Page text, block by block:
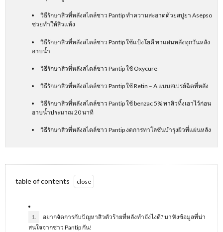
วิธีรักษาสิวที่หลังสไตล์ชาว Pantip ทำความสะอาดด้วยสบู่ยา Asepso
ช่วยทำให้สิวแห้ง
วิธีรักษาสิวที่หลังสไตล์ชาว Pantip ใช้แป้งโยคี ทาแผ่นหลังทุกวันหลัง
อาบน้ำ
วิธีรักษาสิวที่หลังสไตล์ชาว Pantip ใช้ Oxycure
วิธีรักษาสิวที่หลังสไตล์ชาว Pantip ใช้ Retin – A แบบสเปรย์ฉีดที่หลัง
วิธีรักษาสิวที่หลังสไตล์ชาว Pantip ใช้ benzac 5% ทาสิวทิ้งเอาไว้ก่อน
อาบน้ำประมาณ 20 นาที
วิธีรักษาสิวที่หลังสไตล์ชาว Pantip งดการทาโลชั่นบำรุงผิวที่แผ่นหลัง
table of contents
1.
อยากจัดการกับปัญหาสิวตัวร้ายที่หลังทำยังไงดี? มาฟังข้อมูลที่น่า
สนใจจากชาว Pantip กัน!